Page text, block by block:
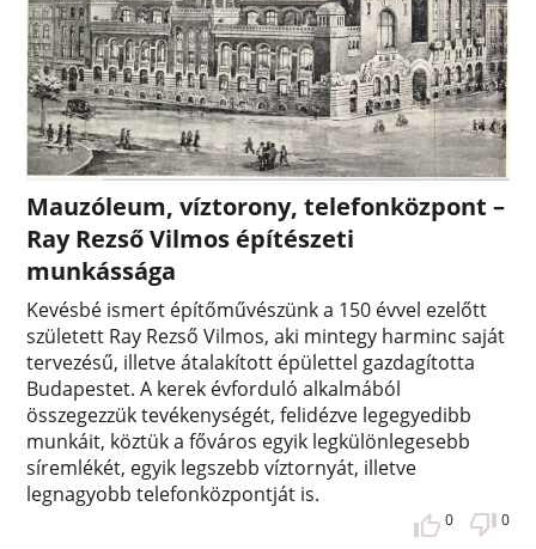
Mauzóleum, víztorony, telefonközpont –
Ray Rezső Vilmos építészeti
munkássága
Kevésbé ismert építőművészünk a 150 évvel ezelőtt
született Ray Rezső Vilmos, aki mintegy harminc saját
tervezésű, illetve átalakított épülettel gazdagította
Budapestet. A kerek évforduló alkalmából
összegezzük tevékenységét, felidézve legegyedibb
munkáit, köztük a főváros egyik legkülönlegesebb
síremlékét, egyik legszebb víztornyát, illetve
legnagyobb telefonközpontját is.
0 0